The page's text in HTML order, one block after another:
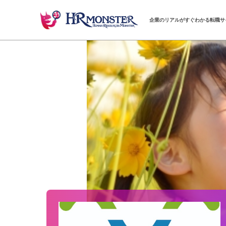
企業のリアルがすぐわかる転職